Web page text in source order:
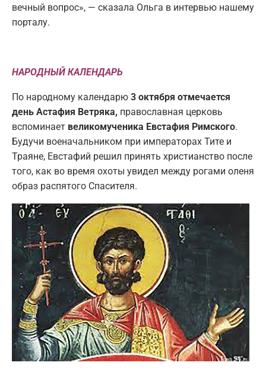
вечный вопрос», — сказала Ольга в интервью нашему
порталу.
НАРОДНЫЙ КАЛЕНДАРЬ
По народному календарю 3 октября отмечается
день Астафия Ветряка, православная церковь
вспоминает великомученика Евстафия Римского.
Будучи военачальником при императорах Тите и
Траяне, Евстафий решил принять христианство после
того, как во время охоты увидел между рогами оленя
образ распятого Спасителя.